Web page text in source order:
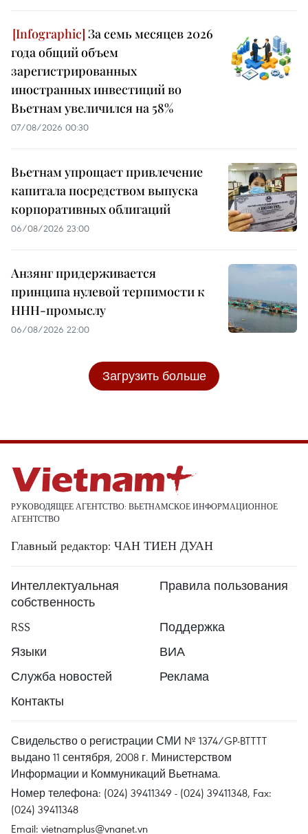
За семь месяцев 2026
года общий объем
зарегистрированных
иностранных инвестиций во
Вьетнам увеличился на 58%
07/08/2026 00:30
Вьетнам упрощает привлечение
капитала посредством выпуска
корпоративных облигаций
06/08/2026 23:00
Анзянг придерживается
принципа нулевой терпимости к
ННН-промыслу
06/08/2026 22:00
Загрузить больше
РУКОВОДЯЩЕЕ АГЕНТСТВО: ВЬЕТНАМСКОЕ ИНФОРМАЦИОННОЕ
АГЕНТСТВО
Главный редактор: ЧАН ТИЕН ДУАН
Интеллектуальная
собственность
Правила пользования
RSS
Поддержка
Языки
ВИА
Служба новостей
Реклама
Контакты
Свидельство о регистрации СМИ № 1374/GP-BTTTT
выдано 11 сентября, 2008 г. Министерством
Информации и Коммуникаций Вьетнама.
Номер телефона: (024) 39411349 - (024) 39411348, Fax:
(024) 39411348
Email: vietnamplus@vnanet.vn